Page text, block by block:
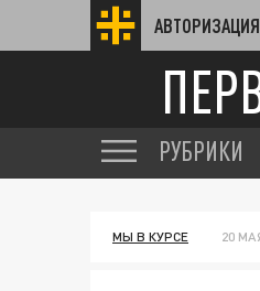
АВТОРИЗАЦИЯ
РУБРИКИ
МЫ В КУРСЕ 20